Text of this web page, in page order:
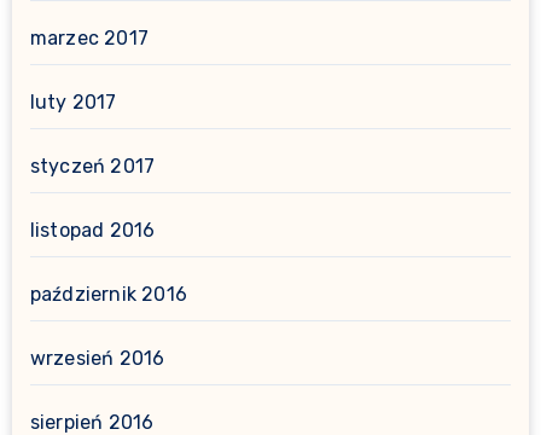
marzec 2017
luty 2017
styczeń 2017
listopad 2016
październik 2016
wrzesień 2016
sierpień 2016